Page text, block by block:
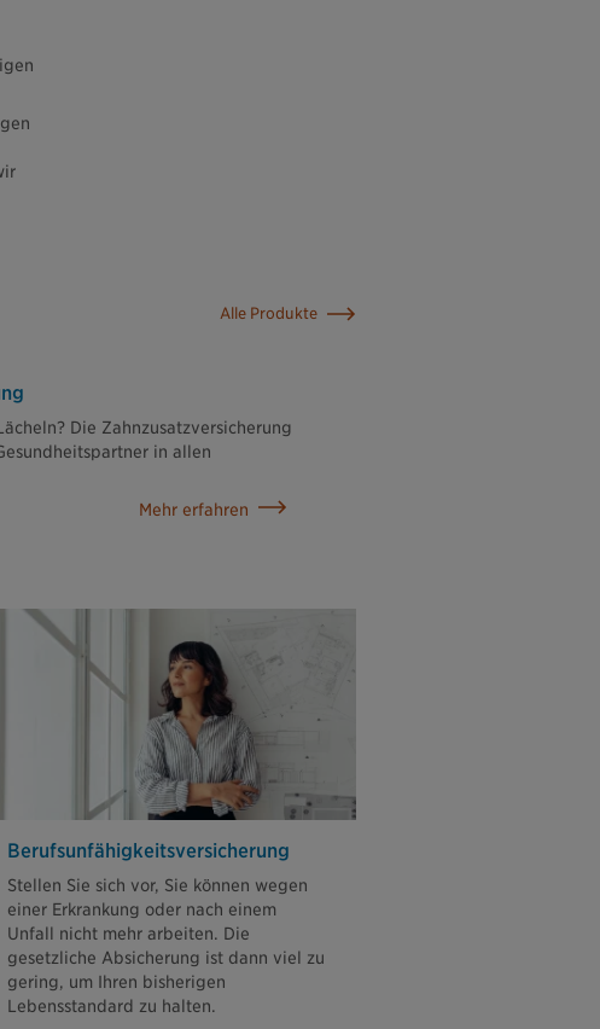
Alle Produkte
Die Zahnzusatzversicherung
in allen
Mehr erfahren
Berufsunfähigkeits­versicherung
Stellen Sie sich vor, Sie können wegen
einer Erkrankung oder nach einem
Unfall nicht mehr arbeiten. Die
gesetzliche Absicherung ist dann viel zu
gering, um Ihren bisherigen
Lebensstandard zu halten.